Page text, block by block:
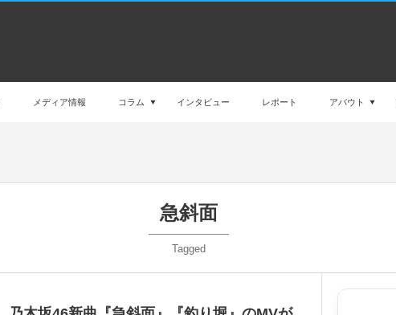
メディア情報 コラム インタビュー レポート アバウト
急斜面
Tagged